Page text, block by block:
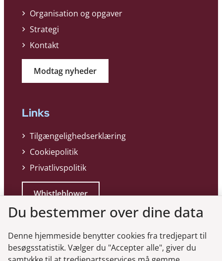
Organisation og opgaver
Strategi
Kontakt
Modtag nyheder
Links
Tilgængelighedserklæring
Cookiepolitik
Privatlivspolitik
Whistleblower
Du bestemmer over dine data
Denne hjemmeside benytter cookies fra tredjepart til
besøgsstatistik. Vælger du "Accepter alle", giver du